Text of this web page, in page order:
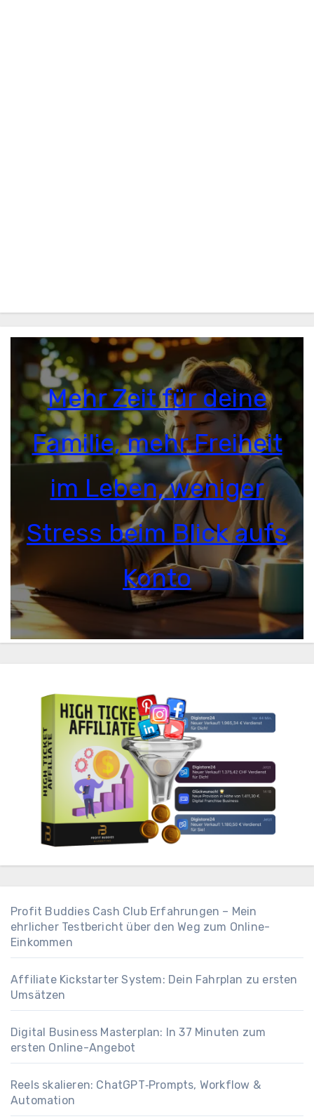
Mehr Zeit für deine
Familie, mehr Freiheit
im Leben, weniger
Stress beim Blick aufs
Konto
Profit Buddies Cash Club Erfahrungen – Mein
ehrlicher Testbericht über den Weg zum Online-
Einkommen
Affiliate Kickstarter System: Dein Fahrplan zu ersten
Umsätzen
Digital Business Masterplan: In 37 Minuten zum
ersten Online-Angebot
Reels skalieren: ChatGPT‑Prompts, Workflow &
Automation